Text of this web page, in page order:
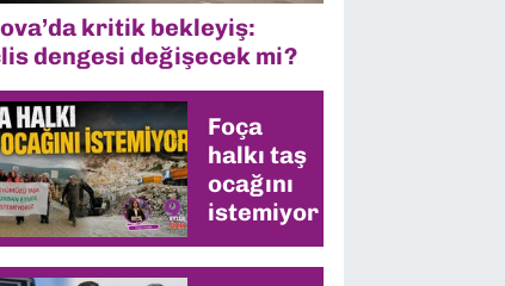
kritik bekleyiş:
dengesi değişecek mi?
Foça
halkı taş
ocağını
istemiyor